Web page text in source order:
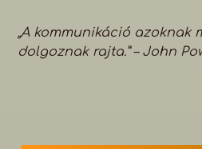
„A kommunikáció azoknak
dolgoznak rajta.” – John